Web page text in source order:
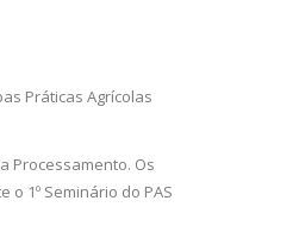
Práticas Agrícolas
Processamento. Os
1º Seminário do PAS